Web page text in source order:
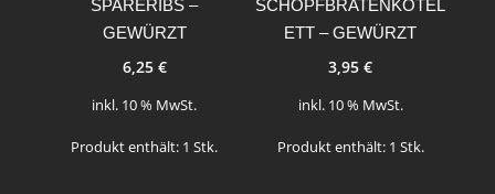
SPARERIBS –
GEWÜRZT
6,25 €
inkl. 10 % MwSt.
Produkt enthält: 1Stk.
SCHOPFBRATENKOTEL
ETT – GEWÜRZT
3,95€
inkl. 10 % MwSt.
Produkt enthält: 1 Stk.